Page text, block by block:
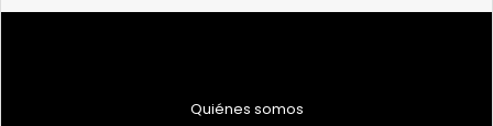
Quiénes somos